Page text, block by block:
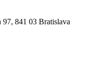
97, 841 03 Bratislava